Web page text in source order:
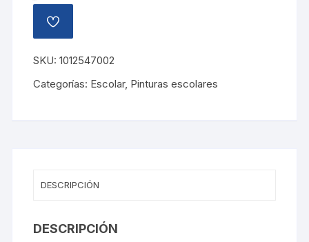
cantidad
AÑADIR
A
LISTA
DE
DESEOS
SKU:1012547002
Categorías: Escolar, Pinturas escolares
DESCRIPCIÓN
DESCRIPCIÓN